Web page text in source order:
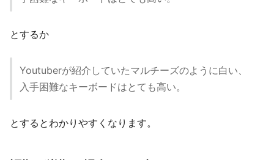
とするか
Youtuberが紹介していたマルチーズのように白い、
入手困難なキーボードはとても高い。
とするとわかりやすくなります。